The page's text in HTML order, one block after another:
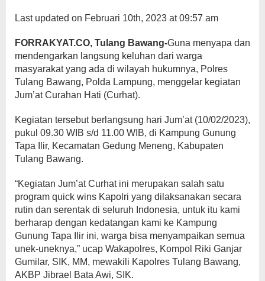
Last updated on Februari 10th, 2023 at 09:57 am
FORRAKYAT.CO, Tulang Bawang-Guna menyapa dan
mendengarkan langsung keluhan dari warga
masyarakat yang ada di wilayah hukumnya, Polres
Tulang Bawang, Polda Lampung, menggelar kegiatan
Jum’at Curahan Hati (Curhat).
Kegiatan tersebut berlangsung hari Jum’at (10/02/2023),
pukul 09.30 WIB s/d 11.00 WIB, di Kampung Gunung
Tapa Ilir, Kecamatan Gedung Meneng, Kabupaten
Tulang Bawang.
“Kegiatan Jum’at Curhat ini merupakan salah satu
program quick wins Kapolri yang dilaksanakan secara
rutin dan serentak di seluruh Indonesia, untuk itu kami
berharap dengan kedatangan kami ke Kampung
Gunung Tapa Ilir ini, warga bisa menyampaikan semua
unek-uneknya,” ucap Wakapolres, Kompol Riki Ganjar
Gumilar, SIK, MM, mewakili Kapolres Tulang Bawang,
AKBP Jibrael Bata Awi, SIK.